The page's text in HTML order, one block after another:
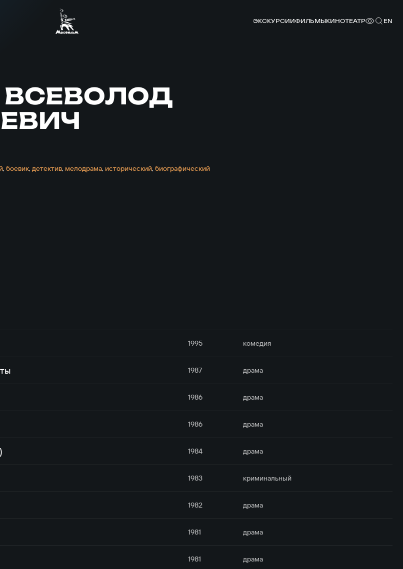
ЭКСКУРСИИФИЛЬМЫКИНОТЕАТР EN
ВСЕВОЛОД
,боевик,детектив, мелодрама, исторический,биографический
1995 комедия
1987 драма
1986 драма
1986 драма
1984 драма
1983 криминальный
1982 драма
1981 драма
1981 драма